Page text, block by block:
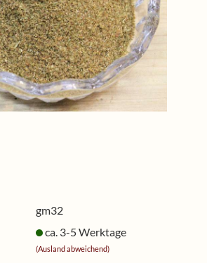
gm32
ca. 3-5 Werktage
(Ausland abweichend)